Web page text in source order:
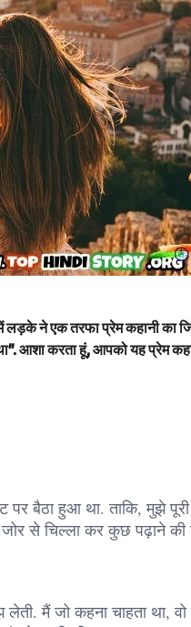
ने एक तरफा प्रेम कहानी का
. आशा करता हूं, आपको यह प्रेम
पर बैठा हुआ था. ताकि, मुझे
से चिल्ला कर कुछ पढ़ाने की
मैं जो कहना चाहता था,